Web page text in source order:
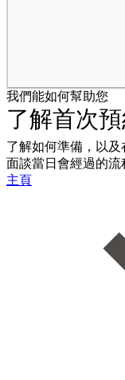
我們能如何幫助您
了解首次
了解如何準備，以
面談當日會經過的流
主頁